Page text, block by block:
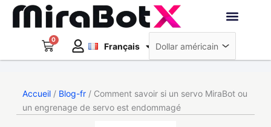
Aller
0
Panier Français
Deutsch
日本語
Accueil/ Blog-fr/ Comment savoir si un servo MiraBot ou
un engrenage de servo est endommagé